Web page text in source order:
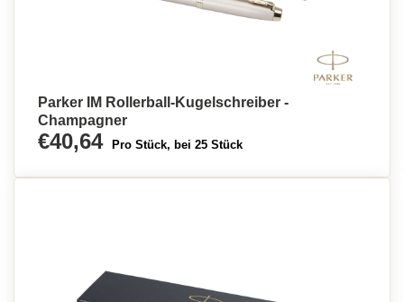
Parker IM Rollerball-Kugelschreiber -
Champagner
€40,64 Pro Stück, bei 25 Stück